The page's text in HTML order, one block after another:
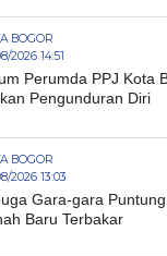
BOGOR
2026 14:51
Perumda PPJ Kota
Pengunduran Diri
BOGOR
2026 13:03
Gara-gara
Baru Terbakar